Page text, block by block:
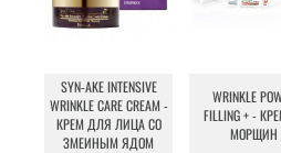
SYN-AKE INTENSIVE
WRINKLE CARE CREAM -
КРЕМ ДЛЯ ЛИЦА СО
ЗМЕИНЫМ ЯДОМ
WRINKLE
FILLING + -
МОРЩИН